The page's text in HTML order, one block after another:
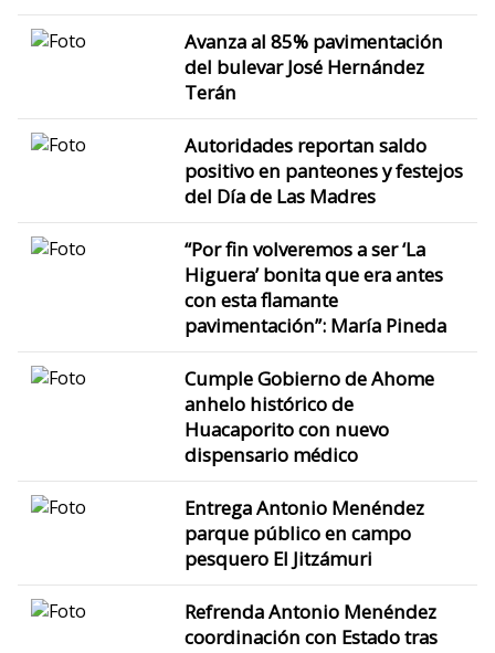
Avanza al 85% pavimentación
del bulevar José Hernández
Terán
Autoridades reportan saldo
positivo en panteones y festejos
del Día de Las Madres
“Por fin volveremos a ser ‘La
Higuera’ bonita que era antes
con esta flamante
pavimentación”: María Pineda
Cumple Gobierno de Ahome
anhelo histórico de
Huacaporito con nuevo
dispensario médico
Entrega Antonio Menéndez
parque público en campo
pesquero El Jitzámuri
Refrenda Antonio Menéndez
coordinación con Estado tras